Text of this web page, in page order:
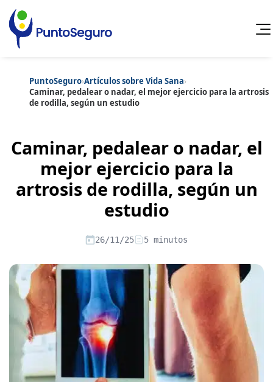
Cancelar
Artículos sobre Otros Seguros
Artículos sobre Seguros de Auto
Artículos sobre Seguros de Hogar
Artículos sobre Seguros de SaludContenido extra
Artículos sobre Convenios Colectivos
Artículos sobre Educación Financiera
Artículos sobre Seguros de Decesos
Artículos sobre la Jubilación
PuntoSeguro›Artículos sobre Vida Sana›
Caminar, pedalear o nadar, el mejor ejercicio para la artrosis
de rodilla, según un estudio
Caminar, pedalear o nadar, el
mejor ejercicio para la
artrosis de rodilla, según un
estudio
26/11/25 5 minutos